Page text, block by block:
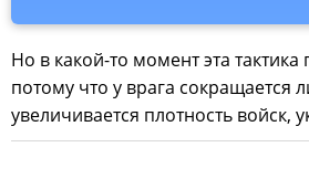
Но в какой-то момент эта тактика
потому что у врага сокращается
увеличивается плотность войск,